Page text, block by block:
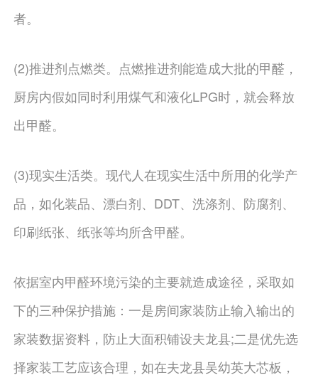
者。
(2)推进剂点燃类。点燃推进剂能造成大批的甲醛，
厨房内假如同时利用煤气和液化LPG时，就会释放
出甲醛。
(3)现实生活类。现代人在现实生活中所用的化学产
品，如化装品、漂白剂、DDT、洗涤剂、防腐剂、
印刷纸张、纸张等均所含甲醛。
依据室内甲醛环境污染的主要就造成途径，采取如
下的三种保护措施：一是房间家装防止输入输出的
家装数据资料，防止大面积铺设夫龙县;二是优先选
择家装工艺应该合理，如在夫龙县吴幼英大芯板，